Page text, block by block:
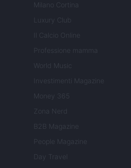
Milano Cortina
Luxury Club
Il Calcio Online
Professione mamma
World Music
Investimenti Magazine
Money 365
Zona Nerd
B2B Magazine
People Magazine
Day Travel